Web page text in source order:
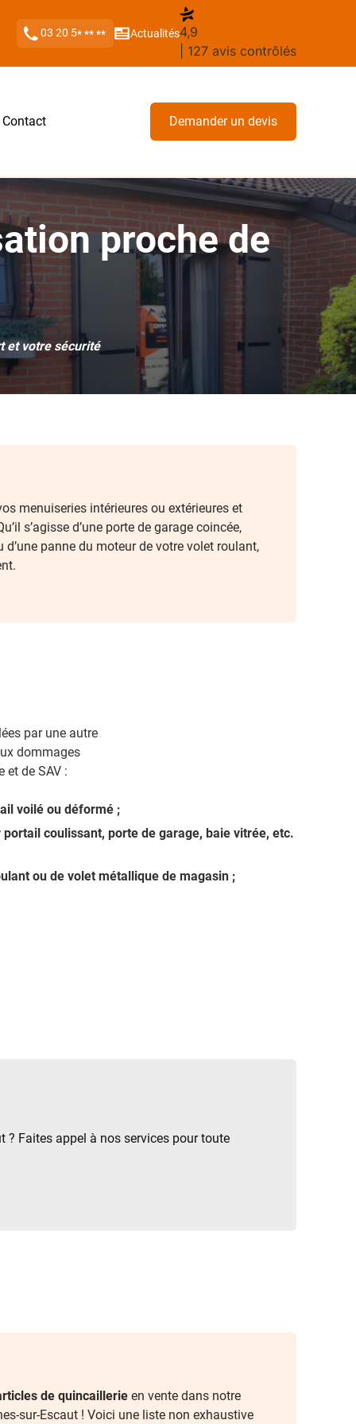
03 20 5* ** ** Actualités4,9
| 127 avis contrôlés
Contact Demander un devis
proche de
et votre sécurité
menuiseries intérieures ou extérieures et
s’agisse d’une porte de garage coincée,
d’une panne du moteur de votre volet roulant,
par une autre
dommages
et de SAV :
voilé ou déformé ;
coulissant, porte de garage, baie vitrée, etc.
ou de volet métallique de magasin ;
? Faites appel à nos services pour toute
de quincaillerie en vente dans notre
sur-Escaut ! Voici une liste non exhaustive